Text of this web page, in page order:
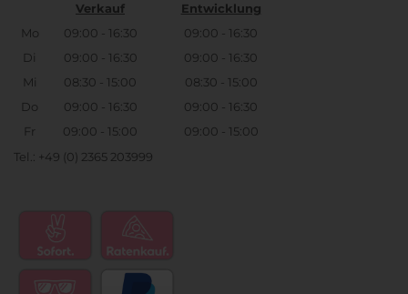
Verkauf
Entwicklung
Mo
09:00 - 16:30
09:00 - 16:30
Di
09:00 - 16:30
09:00 - 16:30
Mi
08:30 - 15:00
08:30 - 15:00
Do
09:00 - 16:30
09:00 - 16:30
Fr
09:00 - 15:00
09:00 - 15:00
Tel.: +49 (0) 2365 203999